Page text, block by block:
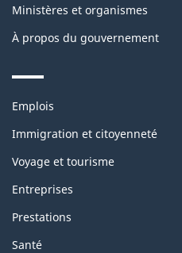
Ministères et organismes
À propos du gouvernement
Themes
topics
Emplois
Immigration et citoyenneté
Voyage et tourisme
Entreprises
Prestations
Santé